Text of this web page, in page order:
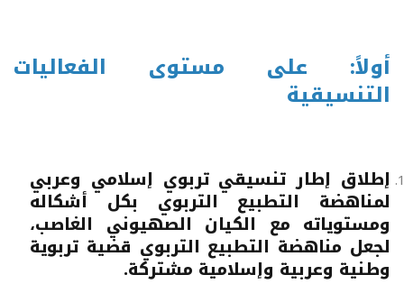
أولاً: على مستوى الفعاليات
التنسيقية
إطلاق إطار تنسيقي تربوي إسلامي وعربي
لمناهضة التطبيع التربوي بكل أشكاله
ومستوياته مع الكيان الصهيوني الغاصب،
لجعل مناهضة التطبيع التربوي قضية تربوية
وطنية وعربية وإسلامية مشتركة.